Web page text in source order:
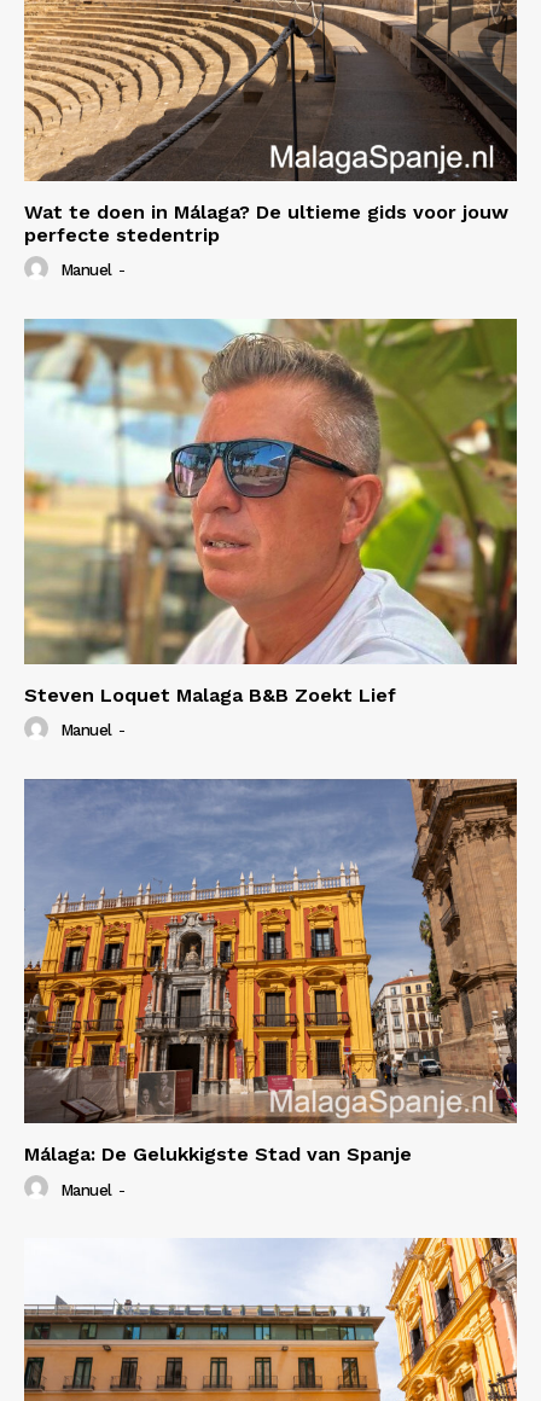
Wat te doen in Málaga? De ultieme gids voor jouw
perfecte stedentrip
Manuel -
Steven Loquet Malaga B&B Zoekt Lief
Manuel -
Málaga: De Gelukkigste Stad van Spanje
Manuel -